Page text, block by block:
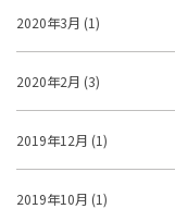
2020年3月 (1)
2020年2月 (3)
2019年12月 (1)
2019年10月 (1)